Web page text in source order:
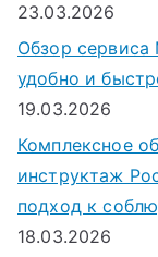
23.03.2026
Обзор сервиса
удобно и
19.03.2026
Комплексное
инструктаж
подход к
18.03.2026